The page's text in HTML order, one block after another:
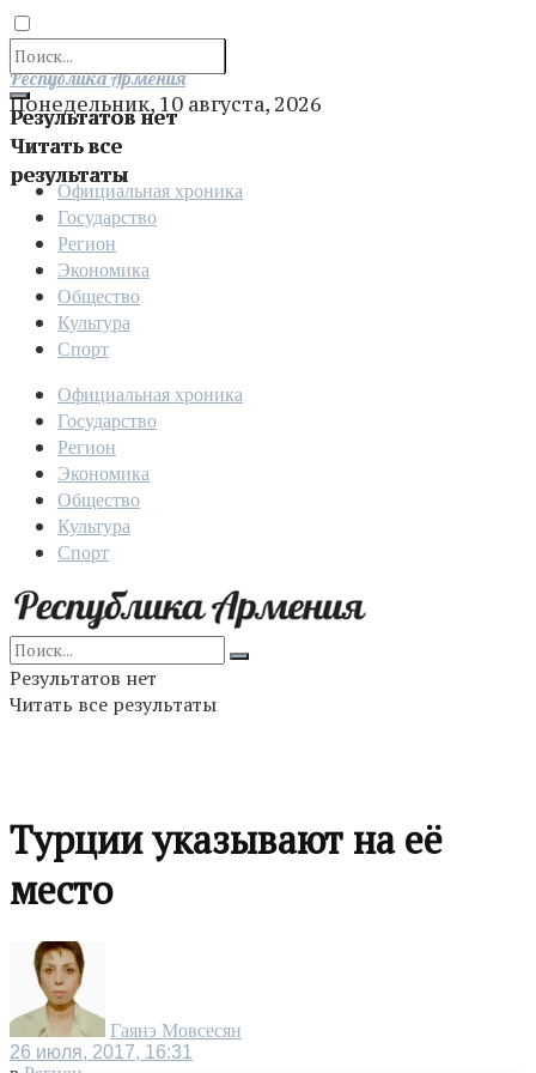
Результатов нет
Читать все
результаты
Отправить
Республика Армения
Понедельник, 10 августа, 2026
Официальная хроника
Государство
Регион
Экономика
Общество
Культура
Спорт
Официальная хроника
Государство
Регион
Экономика
Общество
Культура
Спорт
Результатов нет
Читать все результаты
Турции указывают на её
место
Гаянэ Мовсесян
26 июля, 2017, 16:31